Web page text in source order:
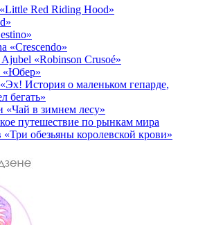
Red Riding Hood»
«Crescendo»
«Robinson Crusoé»
«Юбер»
История о маленьком гепарде,
бегать»
«Чай в зимнем лесу»
путешествие по рынкам мира
обезьяны королевской крови»